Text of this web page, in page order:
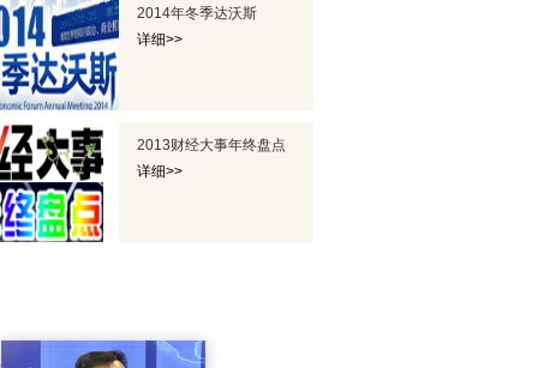
2014年冬季达沃斯
详细>>
2013财经大事年终盘点
详细>>